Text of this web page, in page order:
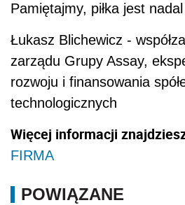
Pamiętajmy, piłka jest
Łukasz Blichewicz -
zarządu Grupy Assay,
rozwoju i finansowania
technologicznych
Więcej informacji
FIRMA
POWIĄZANE